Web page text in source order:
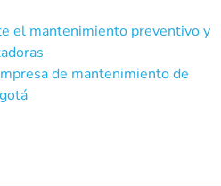
el mantenimiento preventivo y
de mantenimiento de